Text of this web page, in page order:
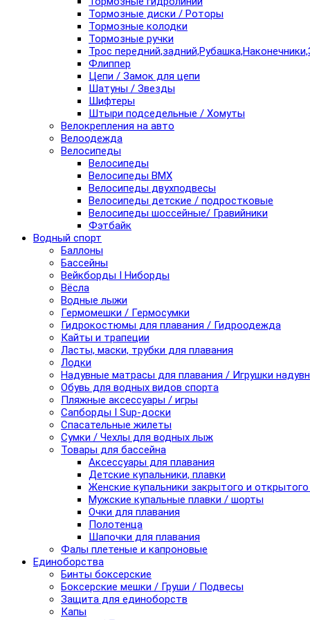
Тормозные диски / Роторы
Тормозные колодки
Тормозные ручки
Трос
Флиппер
Цепи / Замок для цепи
Шатуны / Звезды
Шифтеры
Штыри подседельные / Хомуты
Велокрепления на авто
Велоодежда
Велосипеды
Велосипеды
Велосипеды BMX
Велосипеды двухподвесы
Велосипеды детские / подростковые
Велосипеды шоссейные/ Гравийники
Фэтбайк
Водный спорт
Баллоны
Бассейны
Вейкборды I Ниборды
Вёсла
Водные лыжи
Гермомешки / Гермосумки
Гидрокостюмы для плавания / Гидроодежда
Кайты и трапеции
Ласты, маски, трубки для плавания
Лодки
Надувные матрасы для плавания / Игрушки
Обувь для водных видов спорта
Пляжные аксессуары / игры
Сапборды I Sup-доски
Спасательные жилеты
Сумки / Чехлы для водных лыж
Товары для бассейна
Аксессуары для плавания
Детские купальники, плавки
Женские купальники закрытого и
Мужские купальные плавки / шорты
Очки для плавания
Полотенца
Шапочки для плавания
Фалы плетеные и капроновые
Единоборства
Бинты боксерские
Боксерские мешки / Груши / Подвесы
Защита для единоборств
Капы